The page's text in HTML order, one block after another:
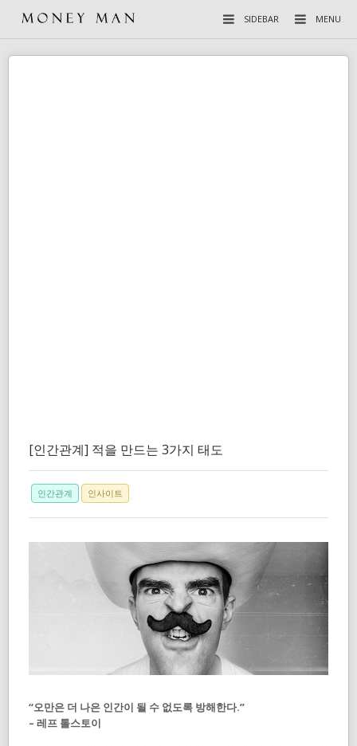
MENU
SIDEBAR
[인간관계] 적을 만드는 3가지 태도
인간관계 인사이트
“오만은 더 나은 인간이 될 수 없도록 방해한다.”
– 레프 톨스토이